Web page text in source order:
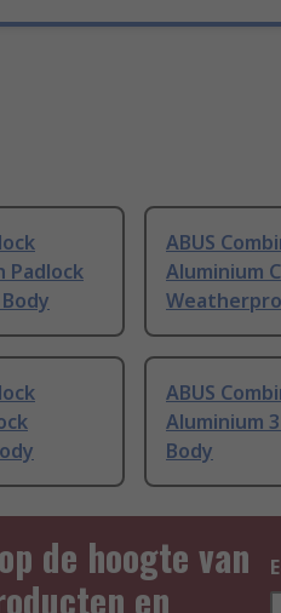
Padlock
ABUS
Aluminium
ABUS
Aluminium
Body
de hoogte van
en